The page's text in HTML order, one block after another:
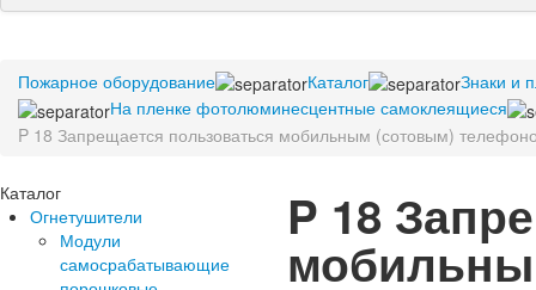
Пожарное оборудование Каталог
Знаки и
На пленке фотолюминесцентные самоклеящиеся
P 18 Запрещается пользоваться мобильным (сотовым)
Каталог
Огнетушители
Модули
самосрабатывающие
P 18